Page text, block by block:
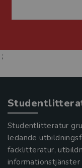
;
Studentlitteratur
ledande
facklitteratur,